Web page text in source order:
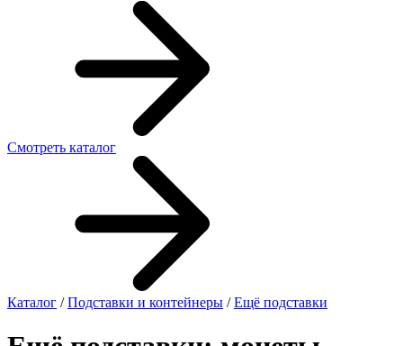
Смотреть каталог
Каталог /Подставки и контейнеры /Ещё подставки